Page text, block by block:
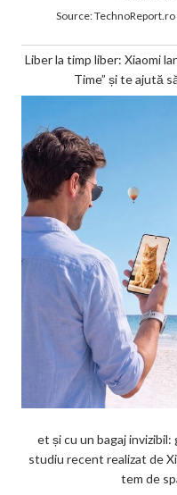
Source:TechnoReport.ro
Liber la timp liber: Xiaomi
Time” și te ajută
et și cu un bagaj
studiu recent realizat de
tem de